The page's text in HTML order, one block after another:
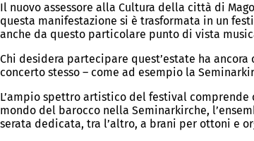
Il nuovo assessore alla Cultura della città di
questa manifestazione si è trasformata in un
anche da questo particolare punto di vista
Chi desidera partecipare quest’estate ha
concerto stesso – come ad esempio la
L’ampio spettro artistico del festival
mondo del barocco nella Seminarkirche,
serata dedicata, tra l’altro, a brani per ottoni e